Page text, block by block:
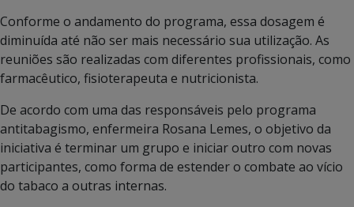
Conforme o andamento do programa, essa dosagem é
diminuída até não ser mais necessário sua utilização. As
reuniões são realizadas com diferentes profissionais, como
farmacêutico, fisioterapeuta e nutricionista.
De acordo com uma das responsáveis pelo programa
antitabagismo, enfermeira Rosana Lemes, o objetivo da
iniciativa é terminar um grupo e iniciar outro com novas
participantes, como forma de estender o combate ao vício
do tabaco a outras internas.